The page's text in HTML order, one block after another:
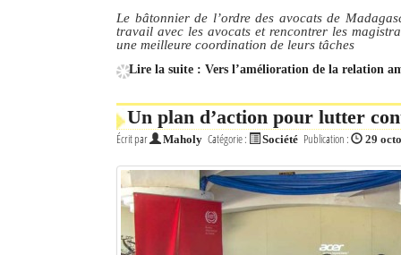
Le bâtonnier de l’ordre des avocats de
travail avec les avocats et rencontrer les
une meilleure coordination de leurs tâches
Lire la suite : Vers l’amélioration de la relation
Un plan d’action pour lutter
Écrit par Maholy Catégorie : Société Publication : 29